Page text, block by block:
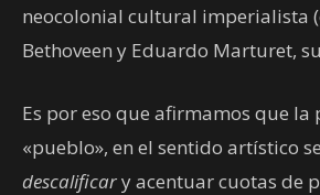
neocolonial cultural imperialista
Bethoveen y Eduardo Marturet,
Es por eso que afirmamos que la
«pueblo», en el sentido artístico
descalificary acentuar cuotas de